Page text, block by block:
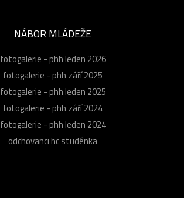
NÁBOR MLÁDEŽE
fotogalerie - phh leden 2026
fotogalerie - phh září 2025
fotogalerie - phh leden 2025
fotogalerie - phh září 2024
fotogalerie - phh leden 2024
odchovanci hc studénka